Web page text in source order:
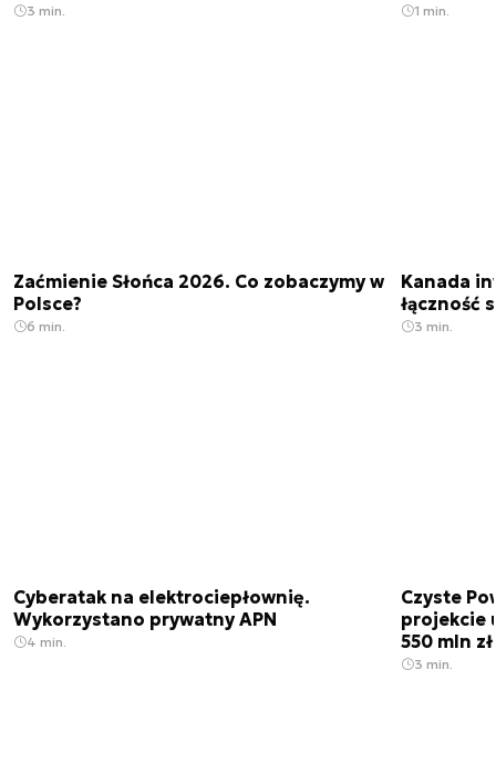
3 min. 1 min.
Zaćmienie Słońca 2026. Co zobaczymy w
Polsce?
6 min.
Kanada
łączność
3 min.
Cyberatak na elektrociepłownię.
Wykorzystano prywatny APN
4 min.
Czyste
projekcie
550 mln zł
3 min.